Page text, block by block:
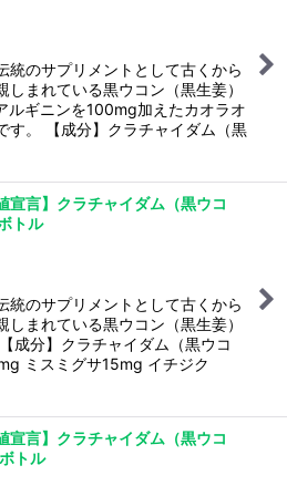
統のサプリメントとして古くから
しまれている黒ウコン（黒生姜）
ルギニンを100mg加えたカオラオ
す。 【成分】クラチャイダム（黒
宣言】クラチャイダム（黒ウコ
トル
統のサプリメントとして古くから
しまれている黒ウコン（黒生姜）
成分】クラチャイダム（黒ウコ
ミスミグサ15mg イチジク
宣言】クラチャイダム（黒ウコ
トル